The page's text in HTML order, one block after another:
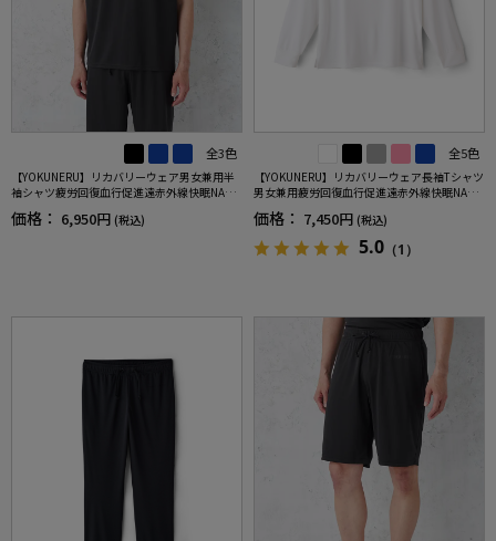
全3色
【YOKUNERU】リカバリーウェア男女兼用半
袖シャツ疲労回復血行促進遠赤外線快眠NANO
MIX(R)【一般医療機器】SS～LLサイズ
価格： 6,950円 (税込)
全5色
【YOKUNERU】リカバリーウェア長袖Tシャツ
男女兼用疲労回復血行促進遠赤外線快眠NANO
MIX(R)【一般医療機器】SS～LLサイズ
価格： 7,450円 (税込)
5.0 （1）